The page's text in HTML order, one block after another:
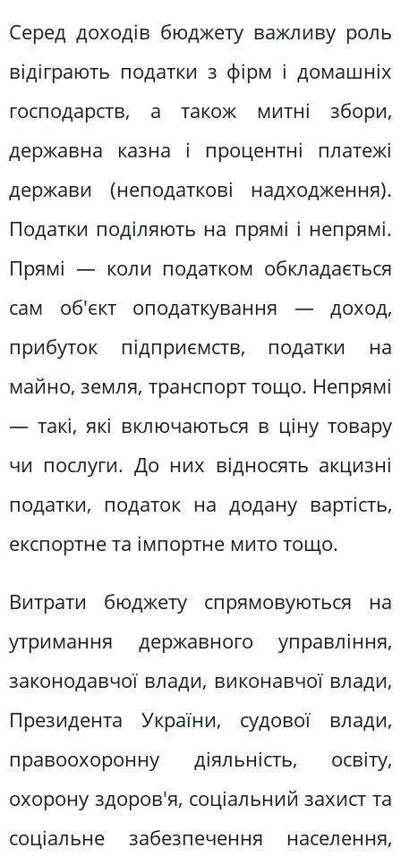
Серед доходів бюджету важливу роль
відіграють податки з фірм і домашніх
господарств, а також митні збори,
державна казна і процентні платежі
держави (неподаткові надходження).
Податки поділяють на прямі і непрямі.
Прямі — коли податком обкладається
сам об'єкт оподаткування — доход,
прибуток підприємств, податки на
майно, земля, транспорт тощо. Непрямі
— такі, які включаються в ціну товару
чи послуги. До них відносять акцизні
податки, податок на додану вартість,
експортне та імпортне мито тощо.
Витрати бюджету спрямовуються на
утримання державного управління,
законодавчої влади, виконавчої влади,
Президента України, судової влади,
правоохоронну діяльність, освіту,
охорону здоров'я, соціальний захист та
соціальне забезпечення населення,